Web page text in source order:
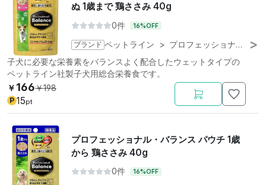
ぬ 1歳まで 鶏ささみ 40g
0件 16%OFF
ブランド ペットライン > プロフェッショナル・バランス
子犬に必要な栄養素をバランスよく配合したウェットタイプの
ペットライン社製子犬用総合栄養食です。
￥ 166￥198
P 15pt
プロフェッショナル・バランス パウチ 1歳
から 鶏ささみ 40g
0件 16%OFF